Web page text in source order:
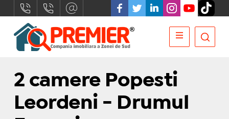
2 camere Popesti
Leordeni - Drumul